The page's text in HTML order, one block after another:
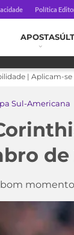
Política
APOSTAS
| Aplicam-
Sul-Americana
de
momento